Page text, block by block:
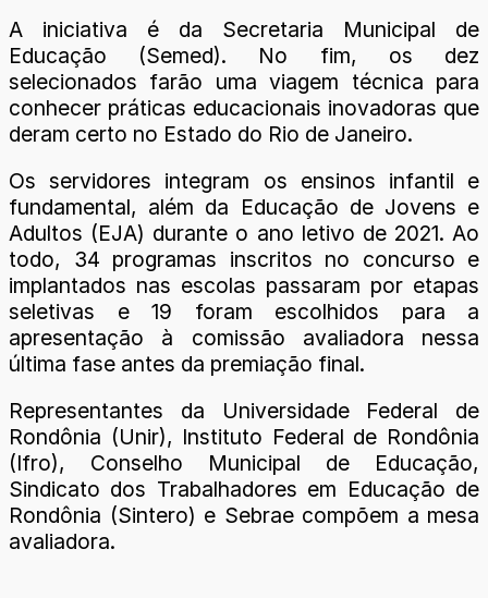
A iniciativa é da Secretaria Municipal de
Educação (Semed). No fim, os dez
selecionados farão uma viagem técnica para
conhecer práticas educacionais inovadoras que
deram certo no Estado do Rio de Janeiro.
Os servidores integram os ensinos infantil e
fundamental, além da Educação de Jovens e
Adultos (EJA) durante o ano letivo de 2021. Ao
todo, 34 programas inscritos no concurso e
implantados nas escolas passaram por etapas
seletivas e 19 foram escolhidos para a
apresentação à comissão avaliadora nessa
última fase antes da premiação final.
Representantes da Universidade Federal de
Rondônia (Unir), Instituto Federal de Rondônia
(Ifro), Conselho Municipal de Educação,
Sindicato dos Trabalhadores em Educação de
Rondônia (Sintero) e Sebrae compõem a mesa
avaliadora.